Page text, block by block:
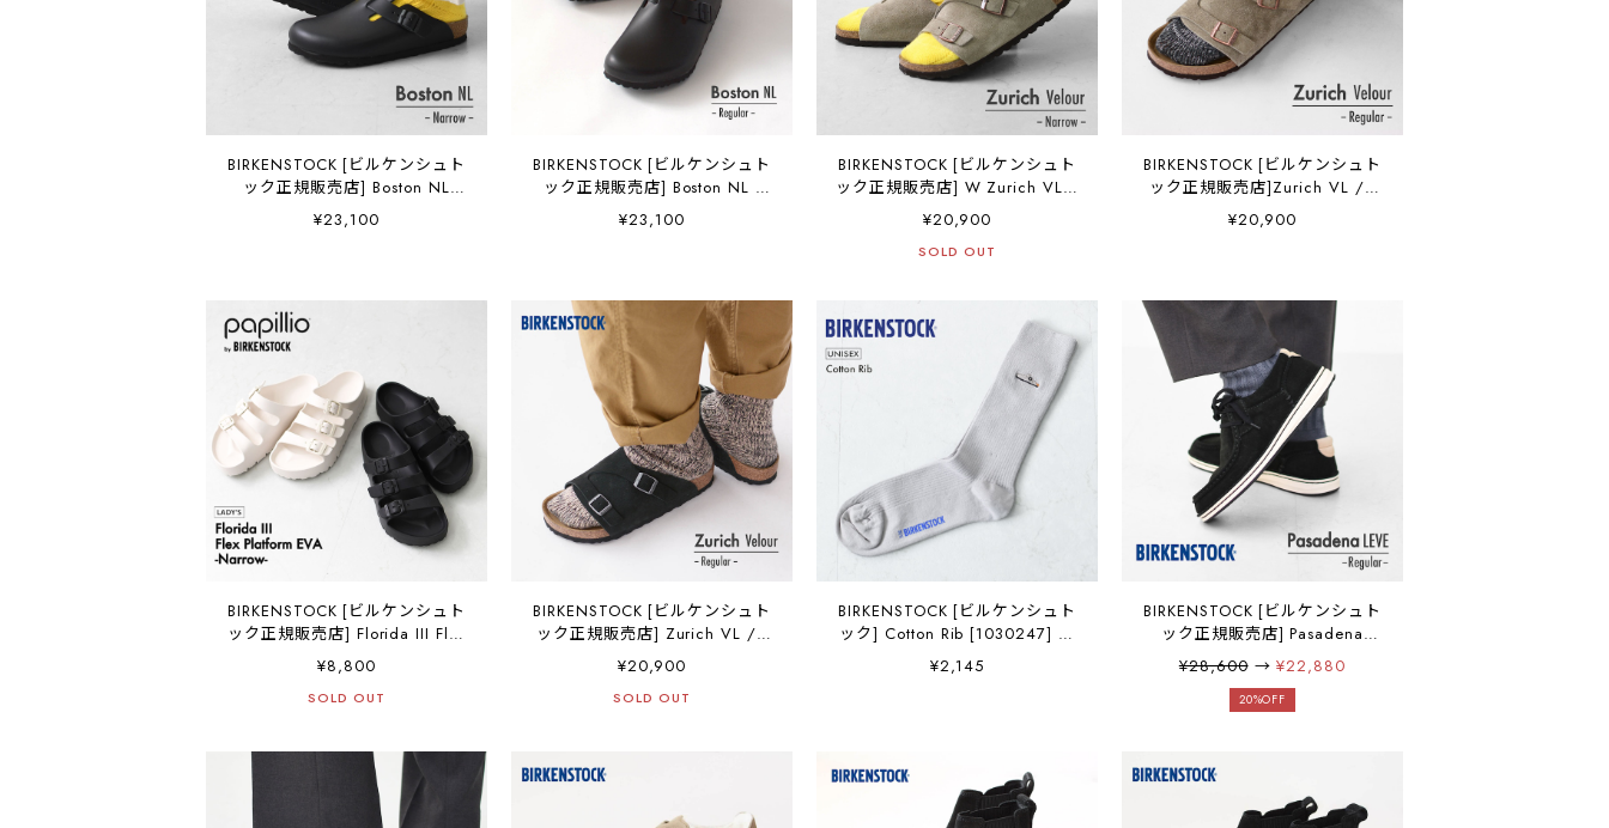
BIRKENSTOCK [ビルケンシュト
ック正規販売店] Boston NL
Narrow [060193] ボストン ナ
チュラルレザー・表革【ワイズ
¥23,100
BIRKENSTOCK [ビルケンシュト
ック正規販売店] Boston NL -
Regular- 幅広 [060191] ボスト
ン ナチュラルレザー・本革【ワ
¥23,100
BIRKENSTOCK [ビルケンシュト
ック正規販売店] W Zurich VL /
-Narrow- 幅狭[50463] チューリ
ッヒ・スエードレザー・ベロア
レザー・横幅ナロー・オープン
ル・LADY'S [2026SS]
¥20,900
SOLD OUT
BIRKENSTOCK [ビルケンシュト
ック正規販売店]Zurich VL / -
Regular- 幅広 [50461] チューリ
ッヒ/ベロア/横幅レギュラー・
ル・MEN'S / LADY'S [2026SS]
¥20,900
BIRKENSTOCK [ビルケンシュト
ック正規販売店] Florida III Flex
Platform EVA -Narrow-
[1029738/1029770 / florida-
iii] フロリダ III EVA フレックス
トラップ・EVA製・耐水性・ウ
ォッシャブル・超軽量【ワイズ
ナロータイプ】LADY'S
[2026SS]
¥8,800
SOLD OUT
BIRKENSTOCK [ビルケンシュト
ック正規販売店] Zurich VL / -
Regular- 幅広 [1025045] チュ
ーリッヒ/ベロア・横幅レギュラ
ー・スエードレザー【ワイズ レ
¥20,900
SOLD OUT
BIRKENSTOCK [ビルケンシュト
ック] Cotton Rib [1030247] コ
ットンリブソックス・靴下・ワ
ンポイント・ワッペン・MEN'S
¥2,145
BIRKENSTOCK [ビルケンシュト
ック正規販売店] Pasadena
LEVE -Regular- [1029658] パサ
デナ・スエードレザー・横幅レ
ギュラー・本革・レザーシュー
¥28,600→¥22,880
20%OFF